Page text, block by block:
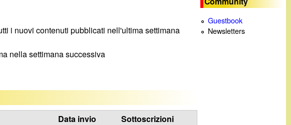
a
i nuovi contenuti pubblicati nell'ultima settimana
nella settimana successiva
Data invio
Sottoscrizioni
Guestbook
Newsletters